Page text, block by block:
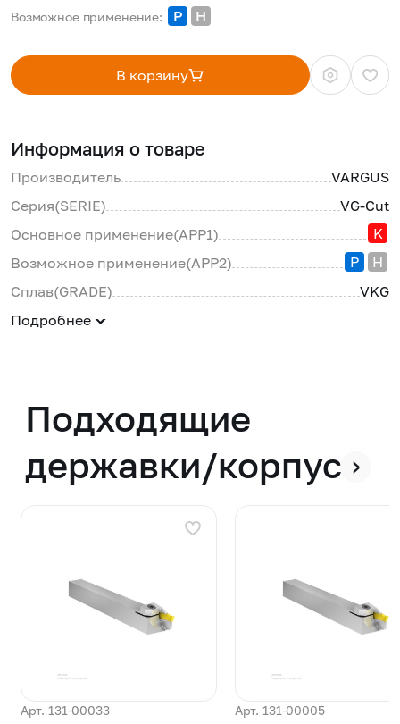
Возможное применение: P H
В корзину
Информация о товаре
Производитель
VARGUS
Серия(SERIE)
VG-Cut
Основное применение(APP1)
K
Возможное применение(APP2)
P
H
Сплав(GRADE)
VKG
Подробнее
Подходящие
державки/корпуса
Арт. 131-00033 Арт. 131-00005
›